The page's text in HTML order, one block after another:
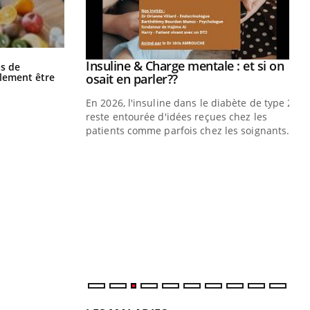
de
être
Grossesse et chaleur : ce que dit la
science
pour Youtube
Insuline & Charge mentale : et si on
osait en parler??Youtube
En 2026, l'insuline dans le diabète de type 2
reste entourée d'idées reçues chez les
patients comme parfois chez les soignants.